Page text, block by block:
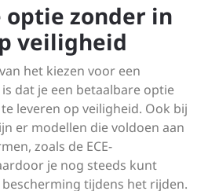
optie zonder in
veiligheid
het kiezen voor een
dat je een betaalbare optie
leveren op veiligheid. Ook bij
er modellen die voldoen aan
zoals de ECE-
je nog steeds kunt
tijdens het rijden.